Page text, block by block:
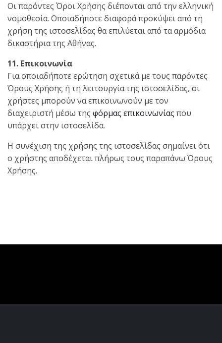
Οι παρόντες Όροι Χρήσης διέπονται από την ελληνική
νομοθεσία. Οποιαδήποτε διαφορά προκύψει από τη
χρήση της ιστοσελίδας θα επιλύεται από τα αρμόδια
δικαστήρια της Αθήνας.
11. Επικοινωνία
Για οποιαδήποτε ερώτηση σχετικά με τους παρόντες
Όρους Χρήσης ή τη λειτουργία της ιστοσελίδας, οι
χρήστες μπορούν να επικοινωνούν με τον
διαχειριστή μέσω της φόρμας επικοινωνίας που
υπάρχει στην ιστοσελίδα.
Η συνέχιση της χρήσης της ιστοσελίδας σημαίνει ότι
ο χρήστης αποδέχεται πλήρως τους παραπάνω Όρους
Χρήσης.